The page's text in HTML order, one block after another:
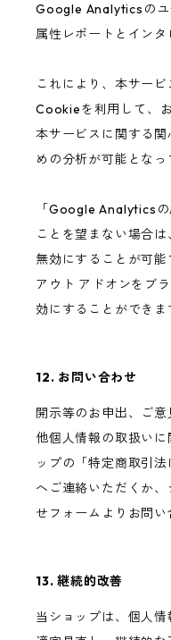
Google Analyticsのユ
属性レポートとインタ
これにより、本サー
Cookieを利用して、
本サービスに関する
めの分析が可能となっ
「Google Analytics
ことを望まない場合
無効にすることが可
アウト アドオンをブ
効にすることができま
12. お問い合わせ
開示等のお申出、ご
他個人情報の取扱い
ップの「特定商取引
へご連絡いただくか
せフォームよりお問い
13. 継続的改善
当ショップは、個人